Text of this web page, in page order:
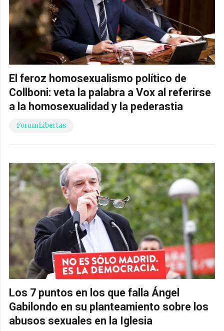
El feroz homosexualismo político de
Collboni: veta la palabra a Vox al referirse
a la homosexualidad y la pederastia
ForumLibertas
Los 7 puntos en los que falla Ángel
Gabilondo en su planteamiento sobre los
abusos sexuales en la Iglesia